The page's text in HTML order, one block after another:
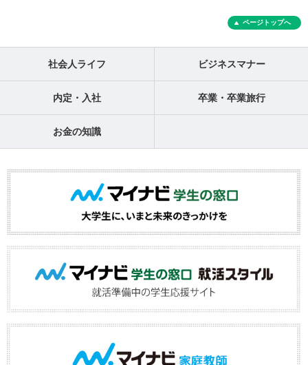
ページトップへ
社会人ライフ ビジネスマナー
内定・入社 卒業・卒業旅行
お金の知識